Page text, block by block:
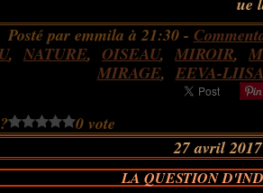
Posté par emmila à 21:30 -
, NATURE, OISEAU, MIROIR,
MIRAGE, EEVA-
0 vote
27 avril 2017
LA QUESTION